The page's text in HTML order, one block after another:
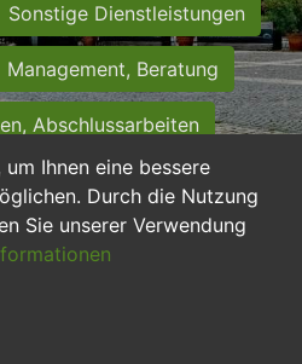
Ihnen eine bessere
Durch die Nutzung
Sie unserer Verwendung
Sonstige Dienstleistungen
Management, Beratung
Abschlussarbeiten
Sekretariat
Nebenjobs
duale Ausbildung